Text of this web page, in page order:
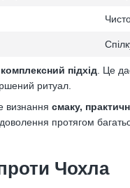
комплексний підхід . Це
ритуал.
визнання смаку,
протягом
Чохла